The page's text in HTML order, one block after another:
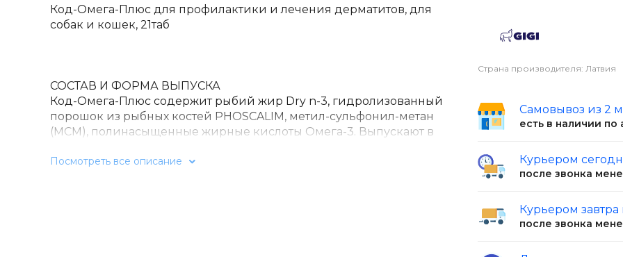
Код-Омега-Плюс для профилактики и лечения дерматитов, для
собак и кошек, 21таб
СОСТАВ И ФОРМА ВЫПУСКА
Код-Омега-Плюс содержит рыбий жир Dry n-3, гидролизованный
порошок из рыбных костей PHOSCALIM, метил-сульфонил-метан
(МСМ), полинасыщенные жирные кислоты Омега-3. Выпускают в
Посмотреть все описание
Страна производителя: Латвия
Самовывоз из 2
есть в наличии по
Курьером
после звонка
Курьером
после звонка